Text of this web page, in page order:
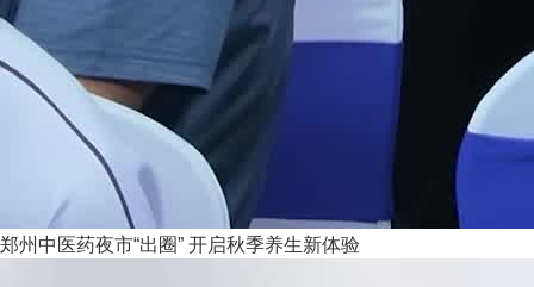
郑州中医药夜市“出圈” 开启秋季养生新体验